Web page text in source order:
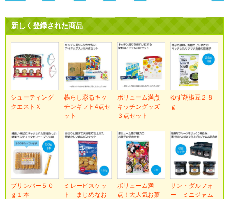
新しく登録された商品
シューティング
クエストＸ
暮らし彩るキッ
チンギフト4点セ
ット
ボリューム満点
キッチングッズ
３点セット
ゆず胡椒豆２８
ｇ
プリンバー５０
ｇ１本
ミレービスケッ
ト まじめなお
ボリューム満
点！大人気お菓
サン・ダルフォ
ー ミニジャム